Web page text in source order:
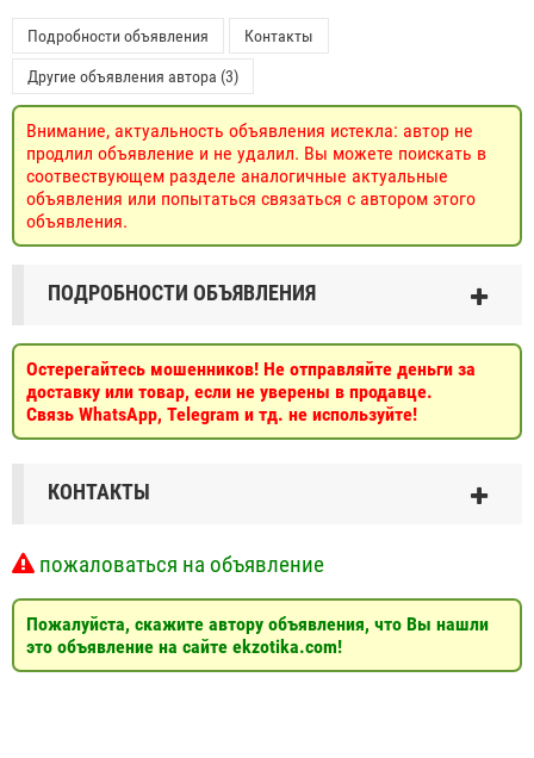
Подробности объявления Контакты
Другие объявления автора (3)
Внимание, актуальность объявления истекла: автор не
продлил объявление и не удалил. Вы можете поискать в
соотвествующем разделе аналогичные актуальные
объявления или попытаться связаться с автором этого
объявления.
ПОДРОБНОСТИ ОБЪЯВЛЕНИЯ
Остерегайтесь мошенников! Не отправляйте деньги за
доставку или товар, если не уверены в продавце.
Связь WhatsApp, Telegram и тд. не используйте!
КОНТАКТЫ
пожаловаться на объявление
Пожалуйста, скажите автору объявления, что Вы нашли
это объявление на сайте ekzotika.com!